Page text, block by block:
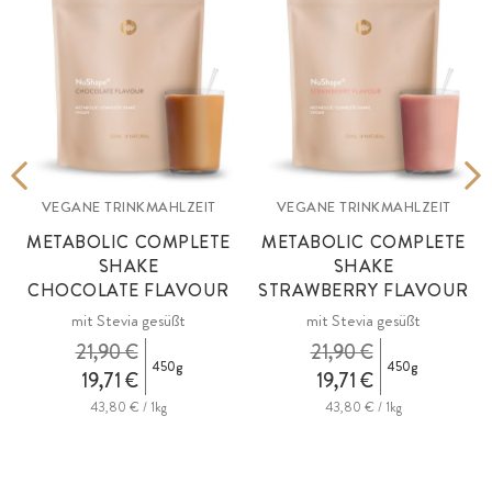
VEGANE TRINKMAHLZEIT
METABOLIC COMPLETE
SHAKE
CHOCOLATE FLAVOUR
mit Stevia gesüßt
19,71 €
21,90 € 450g
43,80 € / 1kg
VEGANE TRINKMAHLZEIT
METABOLIC COMPLETE
SHAKE
STRAWBERRY FLAVOUR
mit Stevia gesüßt
19,71 €
21,90 € 450g
43,80 € / 1kg